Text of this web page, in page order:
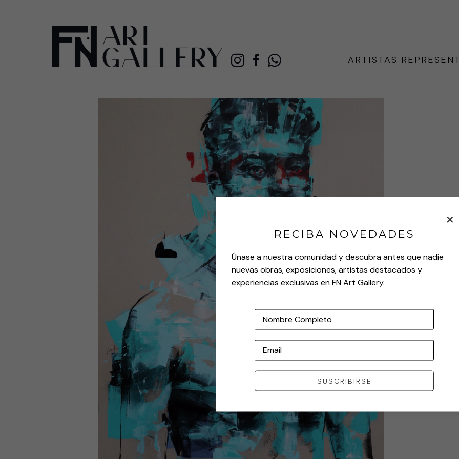
ARTISTAS
RECIBA NOVEDADES
Únase a nuestra comunidad y descubra antes que nadie
nuevas obras, exposiciones, artistas destacados y
experiencias exclusivas en FN Art Gallery.
Nombre Completo
Email
SUSCRIBIRSE